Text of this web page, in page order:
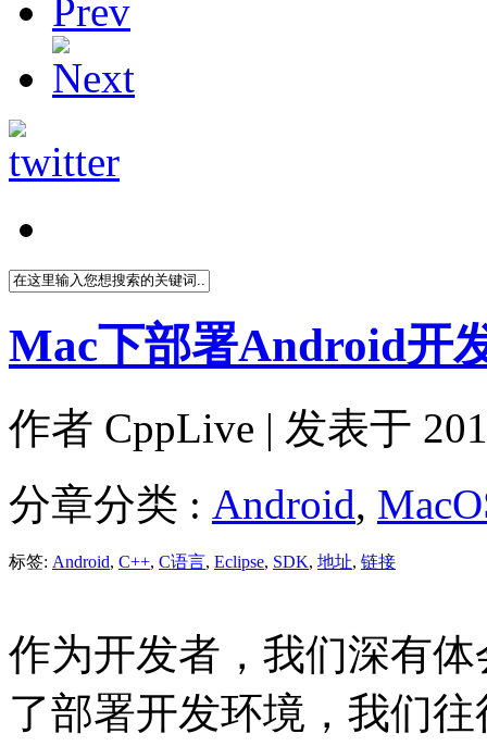
Mac下部署Android开
作者 CppLive | 发表于
分章分类 : Android,
标签: Android, C++, C语言, Eclipse, SDK, 地址, 链接
作为开发者，我们深有
了部署开发环境，我们